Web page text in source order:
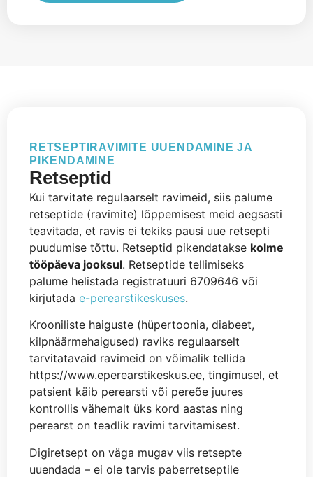
RETSEPTIRAVIMITE UUENDAMINE JA
PIKENDAMINE
Retseptid
Kui tarvitate regulaarselt ravimeid, siis palume
retseptide (ravimite) lõppemisest meid aegsasti
teavitada, et ravis ei tekiks pausi uue retsepti
puudumise tõttu. Retseptid pikendatakse kolme
tööpäeva jooksul. Retseptide tellimiseks
palume helistada registratuuri 6709646 või
kirjutada e-perearstikeskuses.
Krooniliste haiguste (hüpertoonia, diabeet,
kilpnäärmehaigused) raviks regulaarselt
tarvitatavaid ravimeid on võimalik tellida
https://www.eperearstikeskus.ee, tingimusel, et
patsient käib perearsti või pereõe juures
kontrollis vähemalt üks kord aastas ning
perearst on teadlik ravimi tarvitamisest.
Digiretsept on väga mugav viis retsepte
uuendada – ei ole tarvis paberretseptile